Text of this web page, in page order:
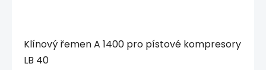
Klínový řemen A 1400 pro pístové kompresory
LB 40